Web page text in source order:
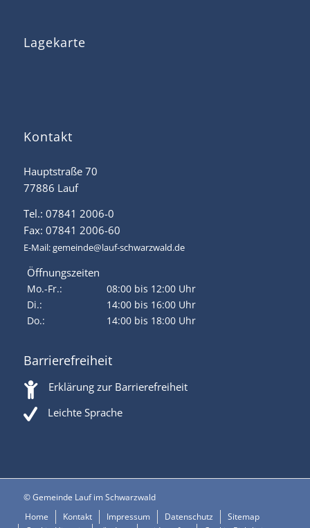
Lagekarte
Kontakt
Hauptstraße 70
77886 Lauf
Tel.: 07841 2006-0
Fax: 07841 2006-60
E-Mail:gemeinde@lauf-schwarzwald.de
Öffnungszeiten
Mo.-Fr.:
08:00 bis 12:00 Uhr
Di.:
14:00 bis 16:00 Uhr
Do.:
14:00 bis 18:00 Uhr
Barrierefreiheit
Erklärung zur Barrierefreiheit
Leichte Sprache
© Gemeinde Lauf im Schwarzwald
Home
Kontakt Impressum Datenschutz
Sitemap